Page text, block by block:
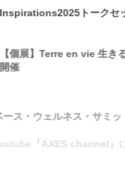
トークセ
【個展】Terre en vie 生
開催
ース・ウェルネス・サミ
Youtube『AXES channel』